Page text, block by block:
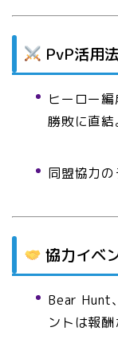
PvP活用法
ヒーロー
勝敗に直結
同盟協力の
協力イベ
Bear Hunt
ントは報酬